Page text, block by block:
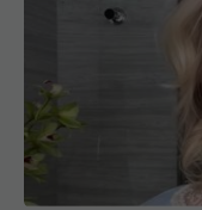
Martha Stewart
84 de ani.
riduri